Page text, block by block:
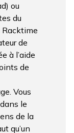
ou
du
Racktime
de
à l’aide
de
Vous
le
de la
qu’un